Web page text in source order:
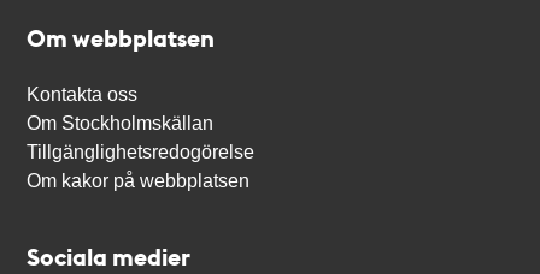
Om webbplatsen
Kontakta oss
Om Stockholmskällan
Tillgänglighetsredogörelse
Om kakor på webbplatsen
Sociala medier